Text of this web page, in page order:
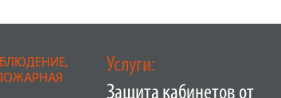
Услуги:
Защита кабинетов от